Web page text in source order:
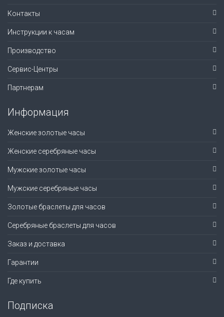
Контакты
Инструкции к часам
Производство
Сервис-Центры
Партнерам
Информация
Женские золотые часы
Женские серебряные часы
Мужские золотые часы
Мужские серебряные часы
Золотые браслеты для часов
Серебряные браслеты для часов
Заказ и доставка
Гарантии
Где купить
Подписка